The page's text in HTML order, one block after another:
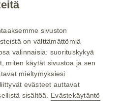
terveydenhuollon
sivuston
on välttämättömiä
valinnaisia: suorituskykyä
miten käytät sivustoa ja sen
mieltymyksiesi
evästeet auttavat
sisältöä. Evästekäytäntö